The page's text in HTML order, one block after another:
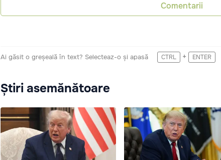
Comentarii
Ai găsit o greșeală în text? Selecteaz-o și apasă CTRL + ENTER
Știri asemănătoare